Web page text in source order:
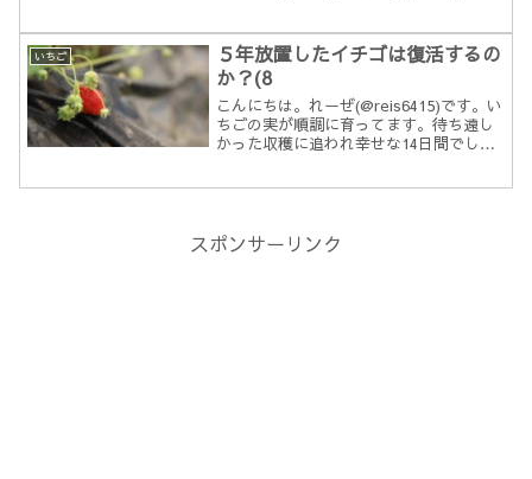
ーから苗を採らずに種から育てると品種
が引き継がれません(種か...
いちご
５年放置したイチゴは復活するの
か？(8
こんにちは。れーぜ(@reis6415)です。い
ちごの実が順調に育ってます。待ち遠し
かった収穫に追われ幸せな14日間でし
スポンサーリンク